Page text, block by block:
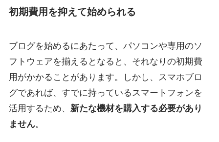
初期費用を抑えて始められる
ブログを始めるにあたって、パソコンや専用のソ
フトウェアを揃えるとなると、それなりの初期費
用がかかることがあります。しかし、スマホブロ
グであれば、すでに持っているスマートフォンを
活用するため、 新たな機材を購入する必要があり
ません。